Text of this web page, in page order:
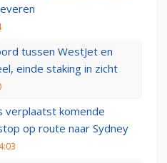
tussen WestJet en
einde staking in zicht
verplaatst komende
op route naar Sydney